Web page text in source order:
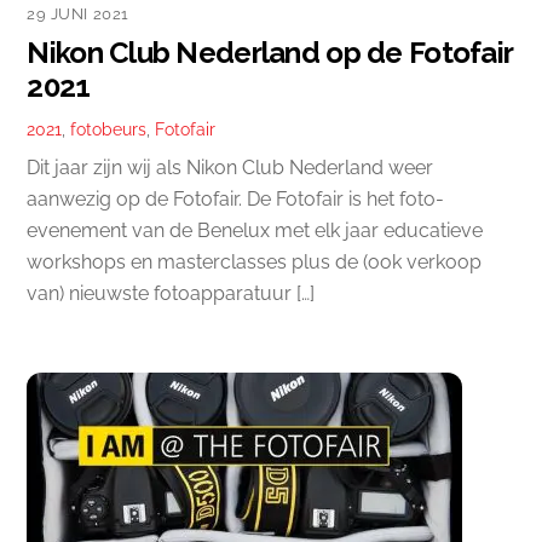
29 JUNI 2021
Nikon Club Nederland op de Fotofair
2021
2021,fotobeurs, Fotofair
Dit jaar zijn wij als Nikon Club Nederland weer
aanwezig op de Fotofair. De Fotofair is het foto-
evenement van de Benelux met elk jaar educatieve
workshops en masterclasses plus de (ook verkoop
van) nieuwste fotoapparatuur […]